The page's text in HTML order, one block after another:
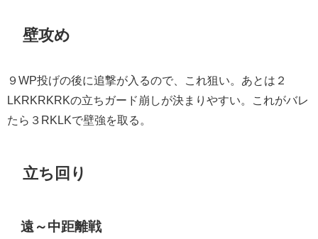
壁攻め
９WP投げの後に追撃が入るので、これ狙い。あとは２
LKRKRKRKの立ちガード崩しが決まりやすい。これがバレ
たら３RKLKで壁強を取る。
立ち回り
遠～中距離戦